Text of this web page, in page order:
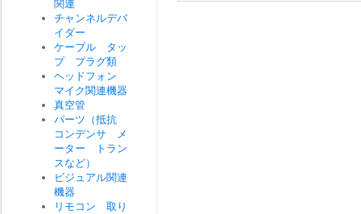
関連
チャンネルデバ
イダー
ケーブル タッ
プ プラグ類
ヘッドフォン
マイク関連機器
真空管
パーツ（抵抗
コンデンサ メ
ーター トラン
スなど）
ビジュアル関連
機器
リモコン 取り